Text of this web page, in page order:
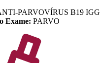
PARVOVÍRUS B19 IGG
Exame: PARVO